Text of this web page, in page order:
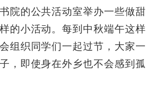
院的公共活动室举办一些做甜
的小活动。每到中秋端午这样
组织同学们一起过节，大家一
，即使身在外乡也不会感到孤